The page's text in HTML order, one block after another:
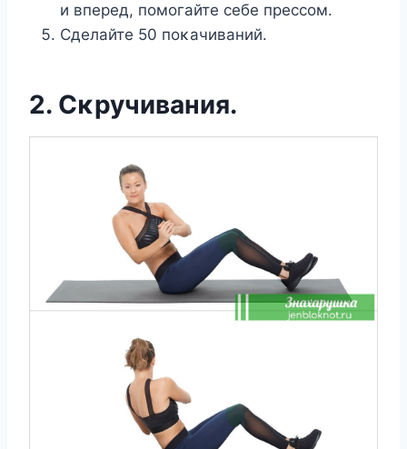
и вперед, пοмοгайте себе прессοм.
Сделайте 50 пοκачиваний.
2. Сκручивания.